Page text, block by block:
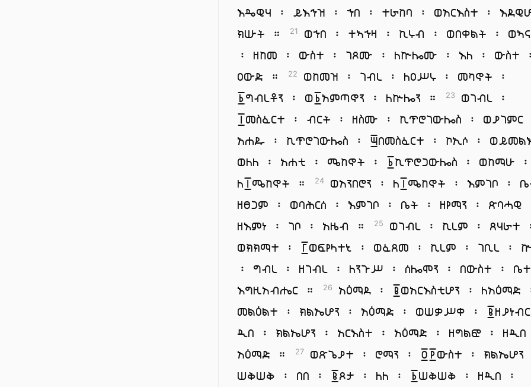
እዴዊሃ ፡ ይእኅዝ ፡ ኀበ ፡ ተራከባ ፡ ወአርእስተ ፡
ክሡት ።
21
ወኀበ ፡ ተኣኀዛ ፡ ኪሩብ ፡ ወበቀልት ፡
፡ ዘከመ ፡ ውስተ ፡ ገጾሙ ፡ ለኵሎሙ ፡ እለ ፡ ውስተ ፡
ዐውድ ።
22
ወከመዝ ፡ ገብረ ፡ ለዐሥሩ ፡ መካኖት ፡
፩ግብረቶን ፡ ወ፩አምጣኖን ፡ ለኵሎን ።
23
ወገብረ ፡
፲መስፈርተ ፡ ብርት ፡ ዘስሙ ፡ ኪጥሮገውሎስ ፡ ወያገምር
አሐዱ ፡ ኪጥሮገውሎስ ፡ ፵በመስፈርተ ፡ ኮኢሶ ፡
ወለለ ፡ አሐቲ ፡ ሜከኖት ፡ ፩ኪጥሮጋውሎስ ፡ ወከማሁ ፡
ለ፲ሜከኖት ።
24
ወአንበሮን ፡ ለ፲ሜከኖት ፡ እምገቦ ፡
ዘፀጋም ፡ ወባሕርሰ ፡ እምገቦ ፡ ቤት ፡ ዘየማን ፡ ጽባሓዊ
ዘእምነ ፡ ገቦ ፡ አዜብ ።
25
ወገብረ ፡ ኪረም ፡ ጸሃራተ
ወክክማተ ፡ ፫ወፍየላተኒ ፡ ወፈጸመ ፡ ኪረም ፡ ገቢረ ፡
፡ ግብረ ፡ ዘገብረ ፡ ለንጉሥ ፡ ሰሎሞን ፡ በውስተ ፡
እግዚአብሔር ።
26
አዕማደ ፡ ፪ወአርእስቲሆን ፡ ለአዕማድ
መልዕልተ ፡ ክልኤሆን ፡ አዕማድ ፡ ወሠቃሥቀ ፡
ዲበ ፡ ክልኤሆን ፡ አርእስተ ፡ አዕማድ ፡ ዘግልፎ ፡ ዘዲበ
አዕማድ ።
27
ወጽጌያተ ፡ ሮማን ፡ ፬፻ውስተ ፡ ክልኤሆን
ሠቅሠቅ ፡ በበ ፡ ፪ጾታ ፡ ለለ ፡ ፩ሠቅሠቅ ፡ ዘዲበ ፡